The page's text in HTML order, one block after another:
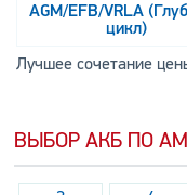
AGM/EFB/VRLA
цикл)
Лучшее сочетание
ВЫБОР АКБ ПО